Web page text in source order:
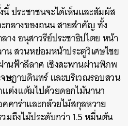
ประชาชนจะได้เห็นและสัมผัส
กลางของถนน สายสำคัญ ทั้ง
าง อนุสาวรีย์ประชาธิปไตย หน้า
น สวนหย่อมหน้าประตูวิเศษไชย
นฟ้าลีลาศ เชิงสะพานผ่านพิภพ
ษฎาบดินทร์ และบริเวณรอบสวน
ต่งแต้มไปด้วยดอกไม้นานา
คาร่าและกล้วยไม้สกุลหวาย
มถึงไม้ประดับกว่า 1.5 หมื่นต้น